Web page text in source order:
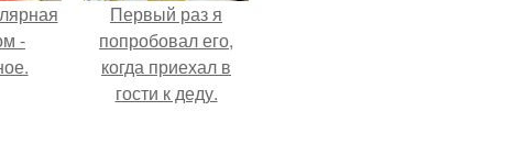
-
Первый раз я
попробовал его,
когда приехал в
гости к деду.